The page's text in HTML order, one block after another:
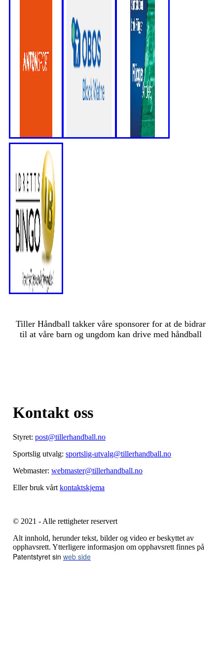
Tiller Håndball takker våre sponsorer for at de bidrar
til at våre barn og ungdom kan drive med håndball
Kontakt oss
Styret: post@tillerhandball.no
Sportslig utvalg: sportslig-utvalg@tillerhandball.no
Webmaster: webmaster@tillerhandball.no
Eller bruk vårt kontaktskjema
© 2021 - Alle rettigheter reservert
Alt innhold, herunder tekst, bilder og video er beskyttet av
opphavsrett. Ytterligere informasjon om opphavsrett finnes på
Patentstyret sin web side